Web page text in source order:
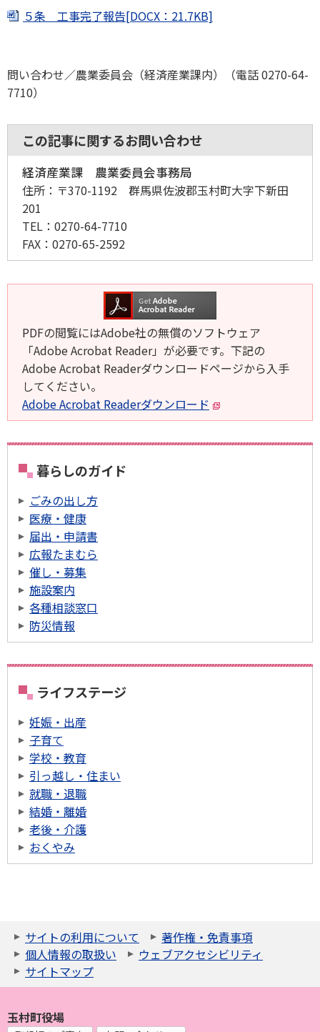
５条 工事完了報告[DOCX：21.7KB]
問い合わせ／農業委員会（経済産業課内）（電話 0270-64-
7710）
この記事に関するお問い合わせ
経済産業課 農業委員会事務局
住所： 〒370-1192 群馬県佐波郡玉村町大字下新田
201
TEL： 0270-64-7710
FAX： 0270-65-2592
PDFの閲覧にはAdobe社の無償のソフトウェア
「Adobe Acrobat Reader」が必要です。下記の
Adobe Acrobat Readerダウンロードページから入手
してください。
Adobe Acrobat Readerダウンロード
暮らしのガイド
ごみの出し方
医療・健康
届出・申請書
広報たまむら
催し・募集
施設案内
各種相談窓口
防災情報
ライフステージ
妊娠・出産
子育て
学校・教育
引っ越し・住まい
就職・退職
結婚・離婚
老後・介護
おくやみ
サイトの利用について
著作権・免責事項
個人情報の取扱い
ウェブアクセシビリティ
サイトマップ
玉村町役場